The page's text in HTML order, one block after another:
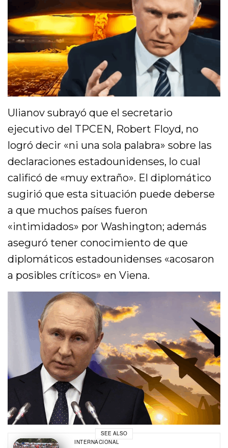
Ulianov subrayó que el secretario
ejecutivo del TPCEN, Robert Floyd, no
logró decir «ni una sola palabra» sobre las
declaraciones estadounidenses, lo cual
calificó de «muy extraño». El diplomático
sugirió que esta situación puede deberse
a que muchos países fueron
«intimidados» por Washington; además
aseguró tener conocimiento de que
diplomáticos estadounidenses «acosaron
a posibles críticos» en Viena.
SEE ALSO
INTERNACIONAL